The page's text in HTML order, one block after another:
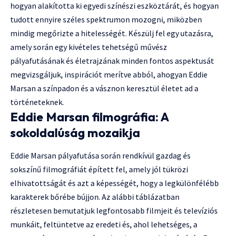
hogyan alakította ki egyedi színészi eszköztárát, és hogyan
tudott ennyire széles spektrumon mozogni, miközben
mindig megőrizte a hitelességét. Készülj fel egy utazásra,
amely során egy kivételes tehetségű művész
pályafutásának és életrajzának minden fontos aspektusát
megvizsgáljuk, inspirációt merítve abból, ahogyan Eddie
Marsan a színpadon és a vásznon keresztül életet ad a
történeteknek.
Eddie Marsan filmográfia: A
sokoldalúság mozaikja
Eddie Marsan pályafutása során rendkívül gazdag és
sokszínű filmográfiát épített fel, amely jól tükrözi
elhivatottságát és azt a képességét, hogy a legkülönfélébb
karakterek bőrébe bújjon. Az alábbi táblázatban
részletesen bemutatjuk legfontosabb filmjeit és televíziós
munkáit, feltüntetve az eredeti és, ahol lehetséges, a